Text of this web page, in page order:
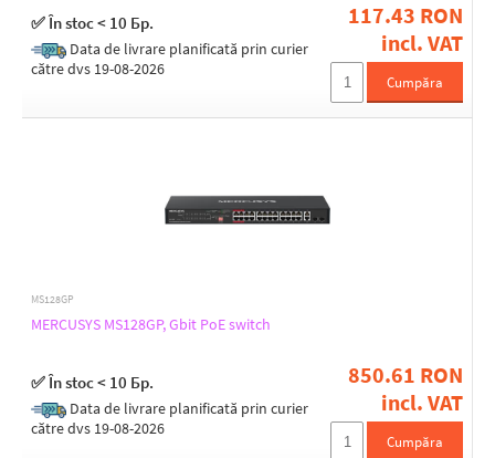
✅ În stoc < 10 Бр.
Data de livrare planificată prin curier
către dvs 19-08-2026
117.43 RON
incl. VAT
Cumpăra
MS128GP
MERCUSYS MS128GP, Gbit PoE switch
✅ În stoc < 10 Бр.
Data de livrare planificată prin curier
către dvs 19-08-2026
850.61 RON
incl. VAT
Cumpăra